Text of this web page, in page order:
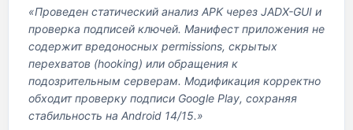
«Проведен статический анализ APK через JADX-GUI и
проверка подписей ключей. Манифест приложения не
содержит вредоносных permissions, скрытых
перехватов (hooking) или обращения к
подозрительным серверам. Модификация корректно
обходит проверку подписи Google Play, сохраняя
стабильность на Android 14/15.»